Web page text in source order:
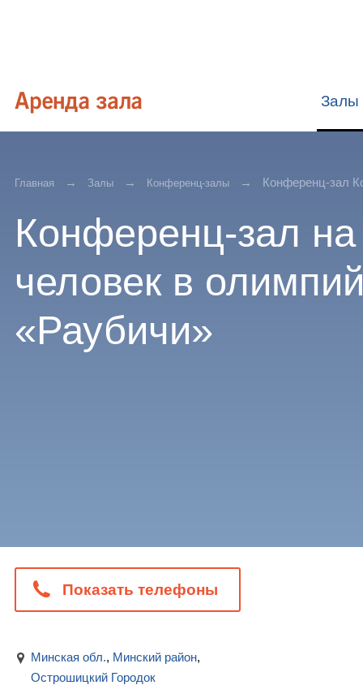
Залы
Главная Залы Конференц-залы Конференц-зал
Конференц-зал
человек в
«Раубичи»
Показать телефоны
Минская обл., Минский район,
Острошицкий Городок